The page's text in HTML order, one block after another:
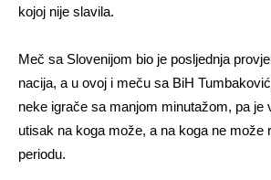
kojoj nije slavila.
Meč sa Slovenijom bio je posljednja
nacija, a u ovoj i meču sa BiH
neke igrače sa manjom minutažom, pa je
utisak na koga može, a na koga ne može
periodu.